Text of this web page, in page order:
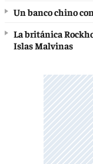
Un banco chino
La británica
Islas Malvinas